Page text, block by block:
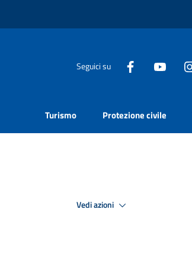
Seguici su
Turismo Protezione civile
Vedi azioni